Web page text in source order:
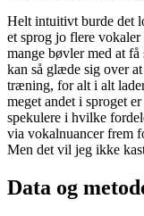
Helt intuitivt burde det
et sprog jo flere
mange bøvler med at
kan så glæde sig over
træning, for alt i alt
meget andet i sproget
spekulere i hvilke
via vokalnuancer frem
Men det vil jeg ikke
Data og